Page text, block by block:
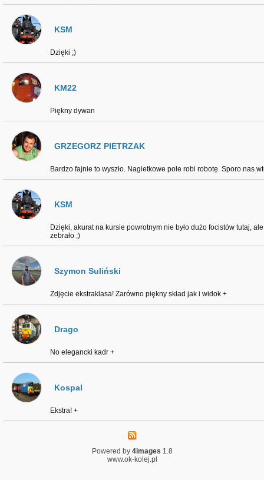
KSM
Dzięki ;)
KM22
Piękny dywan
GRZEGORZ PIETRZAK
Bardzo fajnie to wyszło. Nagietkowe pole robi robotę. Sporo nas
KSM
Dzięki, akurat na kursie powrotnym nie było dużo focistów tutaj,
zebrało ;)
Szymon Suliński
Zdjęcie ekstraklasa! Zarówno piękny skład jak i widok +
Drago
No elegancki kadr +
Kospal
Ekstra! +
Powered by 4images 1.8
www.ok-kolej.pl